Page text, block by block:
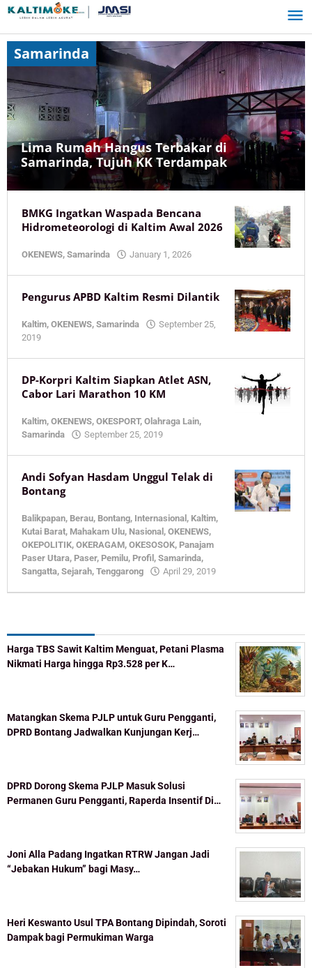
Skip
content
Lima Rumah Hangus Terbakar di
Samarinda, Tujuh KK Terdampak
Samarinda
by
KaltimOke
Samarinda
BMKG Ingatkan Waspada Bencana
Hidrometeorologi di Kaltim Awal 2026
OKENEWS, Samarinda January 1, 2026
Pengurus APBD Kaltim Resmi Dilantik
Kaltim, OKENEWS, Samarinda
September 25,
2019
DP-Korpri Kaltim Siapkan Atlet ASN,
Cabor Lari Marathon 10 KM
Kaltim, OKENEWS, OKESPORT, Olahraga Lain,
Samarinda
September 25, 2019
Andi Sofyan Hasdam Unggul Telak di
Bontang
Balikpapan, Berau, Bontang, Internasional , Kaltim,
Kutai Barat, Mahakam Ulu, Nasional , OKENEWS,
OKEPOLITIK, OKERAGAM, OKESOSOK, Panajam
Paser Utara, Paser, Pemilu, Profil , Samarinda,
Sangatta, Sejarah, Tenggarong April 29, 2019
Harga TBS Sawit Kaltim Menguat, Petani Plasma
Nikmati Harga hingga Rp3.528 per K…
Matangkan Skema PJLP untuk Guru Pengganti,
DPRD Bontang Jadwalkan Kunjungan Kerj…
DPRD Dorong Skema PJLP Masuk Solusi
Permanen Guru Pengganti, Raperda Insentif Di…
Joni Alla Padang Ingatkan RTRW Jangan Jadi
“Jebakan Hukum” bagi Masy…
Heri Keswanto Usul TPA Bontang Dipindah, Soroti
Dampak bagi Permukiman Warga